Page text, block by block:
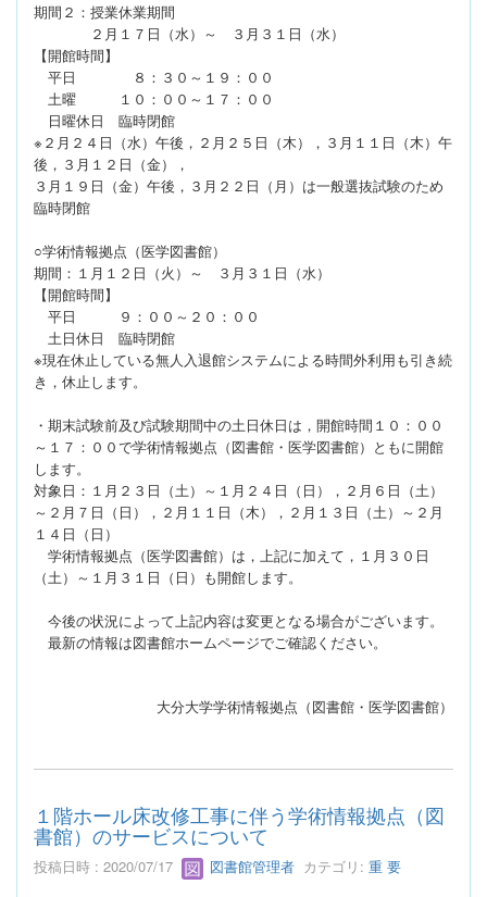
期間２：授業休業期間
２月１７日（水）～ ３月３１日（水）
【開館時間】
平日 ８：３０～１９：００
土曜 １０：００～１７：００
日曜休日 臨時閉館
※２月２４日（水）午後，２月２５日（木），３月１１日（木）午
後，３月１２日（金），
３月１９日（金）午後，３月２２日（月）は一般選抜試験のため
臨時閉館
○学術情報拠点（医学図書館）
期間：１月１２日（火）～ ３月３１日（水）
【開館時間】
平日 ９：００～２０：００
土日休日 臨時閉館
※現在休止している無人入退館システムによる時間外利用も引き続
き，休止します。
・期末試験前及び試験期間中の土日休日は，開館時間１０：００
～１７：００で学術情報拠点（図書館・医学図書館）ともに開館
します。
対象日：１月２３日（土）～１月２４日（日），２月６日（土）
～２月７日（日），２月１１日（木），２月１３日（土）～２月
１４日（日）
学術情報拠点（医学図書館）は，上記に加えて，１月３０日
（土）～１月３１日（日）も開館します。
今後の状況によって上記内容は変更となる場合がございます。
最新の情報は図書館ホームページでご確認ください。
大分大学学術情報拠点（図書館・医学図書館）
１階ホール床改修工事に伴う学術情報拠点（図
書館）のサービスについて
投稿日時 : 2020/07/17 図書館管理者 カテゴリ: 重 要